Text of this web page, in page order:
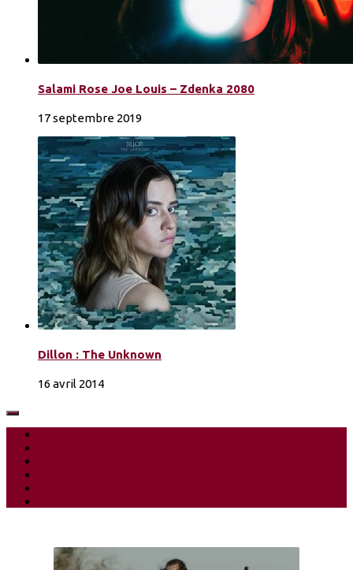
Salami Rose Joe Louis – Zdenka 2080
17 septembre 2019
Dillon : The Unknown
16 avril 2014